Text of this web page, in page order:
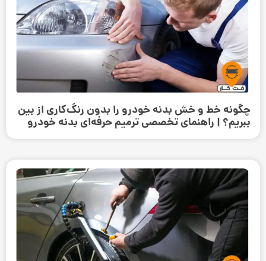
چگونه خط و خش بدنه خودرو را بدون رنگ‌کاری از بین
ببریم؟ | راهنمای تخصصی ترمیم حرفه‌ای بدنه خودرو